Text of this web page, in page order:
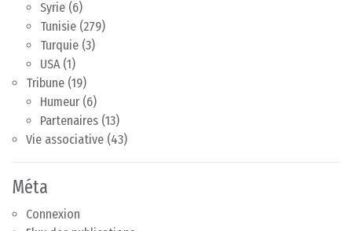
Syrie (6)
Tunisie (279)
Turquie (3)
USA(1)
Tribune (19)
Humeur (6)
Partenaires (13)
Vie associative (43)
Méta
Connexion